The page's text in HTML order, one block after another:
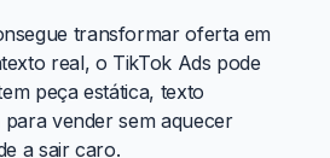
transformar oferta em
real, o TikTok Ads pode
peça estática, texto
vender sem aquecer
a sair caro.